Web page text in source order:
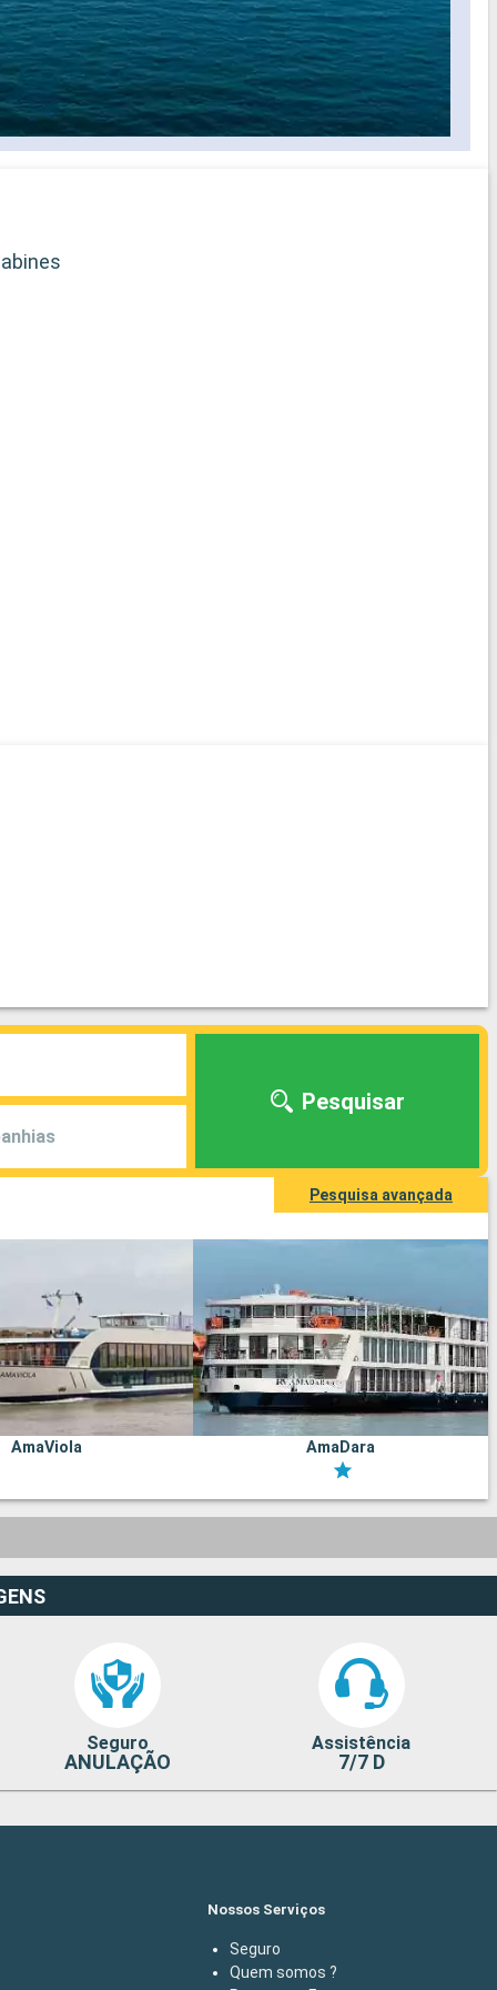
Pesquisar
Pesquisa avançada
AmaViola AmaDara
Seguro
ANULAÇÃO
Assistência
7/7 D
Nossos Serviços
Seguro
Quem somos ?